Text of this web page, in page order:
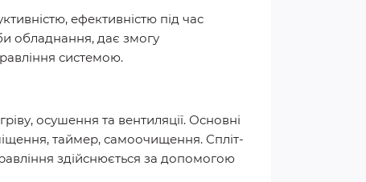
ефективністю під час
обладнання, дає змогу
системою.
осушення та вентиляції. Основні
таймер, самоочищення. Спліт-
здійснюється за допомогою